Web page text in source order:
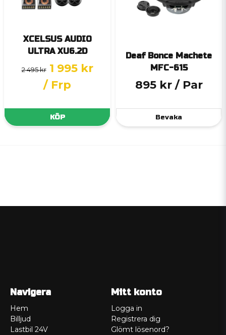
XCELSUS AUDIO
ULTRA XU6.2D
2 495 kr 1 995 kr
/ Frp
KÖP
Deaf Bonce Machete
MFC-615
895 kr / Par
Bevaka
Navigera
Hem
Billjud
Lastbil 24V
Mitt konto
Logga in
Registrera dig
Glömt lösenord?